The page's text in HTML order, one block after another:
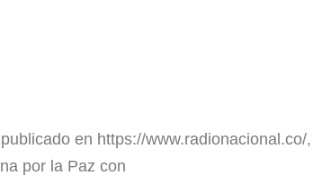
en https://
por la Paz con